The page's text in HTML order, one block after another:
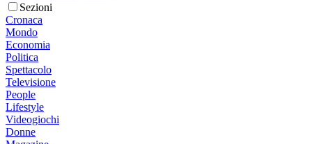
Sezioni
Cronaca
Mondo
Economia
Politica
Spettacolo
Televisione
People
Lifestyle
Videogiochi
Donne